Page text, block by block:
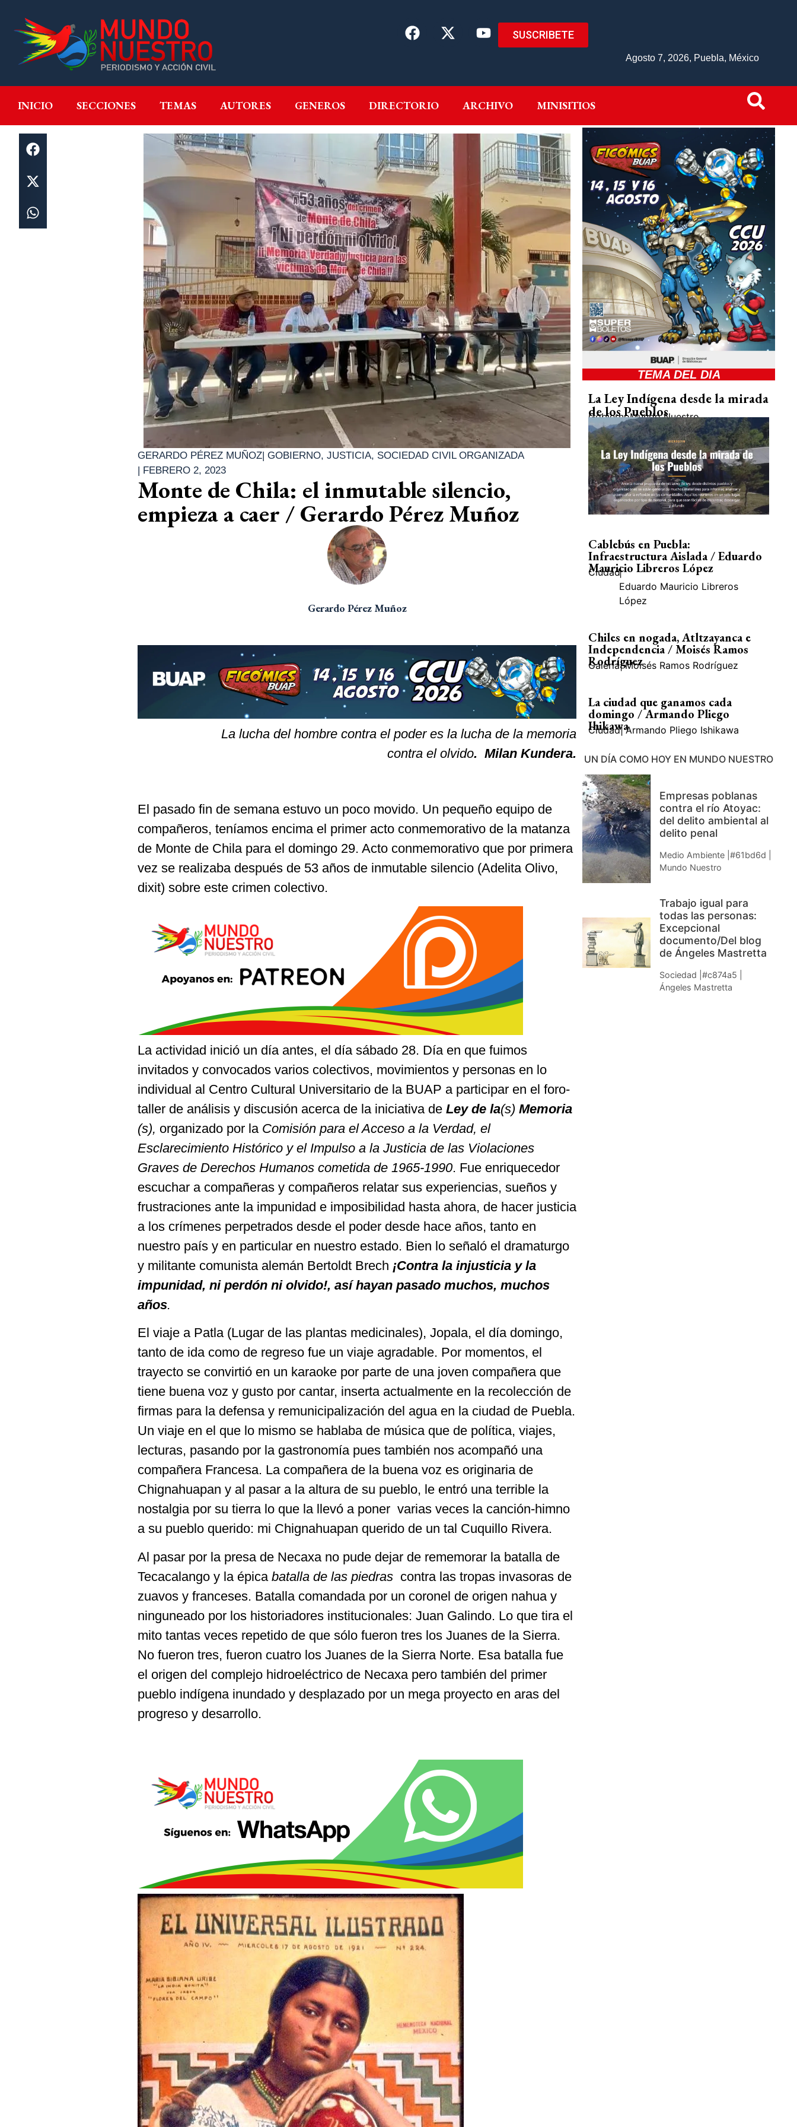
SUSCRIBETE
Agosto 7, 2026, Puebla, México
INICIO SECCIONES TEMAS AUTORES GENEROS DIRECTORIO ARCHIVO MINISITIOS
INICIO SECCIONES GENEROS DIRECTORIO ARCHIVO MINISITIOS
GERARDO PÉREZ MUÑOZ| GOBIERNO, JUSTICIA, SOCIEDAD CIVIL ORGANIZADA
| FEBRERO 2, 2023
Monte de Chila: el inmutable silencio,
empieza a caer / Gerardo Pérez Muñoz
Gerardo Pérez Muñoz
La lucha del hombre contra el poder es la lucha de la memoria
contra el olvido. Milan Kundera.
El pasado fin de semana estuvo un poco movido. Un pequeño equipo de
compañeros, teníamos encima el primer acto conmemorativo de la matanza
de Monte de Chila para el domingo 29. Acto conmemorativo que por primera
vez se realizaba después de 53 años de inmutable silencio (Adelita Olivo,
dixit) sobre este crimen colectivo.
La actividad inició un día antes, el día sábado 28. Día en que fuimos
invitados y convocados varios colectivos, movimientos y personas en lo
individual al Centro Cultural Universitario de la BUAP a participar en el foro-
taller de análisis y discusión acerca de la iniciativa de Ley de la(s) Memoria
(s), organizado por la Comisión para el Acceso a la Verdad, el
Esclarecimiento Histórico y el Impulso a la Justicia de las Violaciones
Graves de Derechos Humanos cometida de 1965-1990. Fue enriquecedor
escuchar a compañeras y compañeros relatar sus experiencias, sueños y
frustraciones ante la impunidad e imposibilidad hasta ahora, de hacer justicia
a los crímenes perpetrados desde el poder desde hace años, tanto en
nuestro país y en particular en nuestro estado. Bien lo señaló el dramaturgo
y militante comunista alemán Bertoldt Brech ¡Contra la injusticia y la
impunidad, ni perdón ni olvido!, así hayan pasado muchos, muchos
años.
El viaje a Patla (Lugar de las plantas medicinales), Jopala, el día domingo,
tanto de ida como de regreso fue un viaje agradable. Por momentos, el
trayecto se convirtió en un karaoke por parte de una joven compañera que
tiene buena voz y gusto por cantar, inserta actualmente en la recolección de
firmas para la defensa y remunicipalización del agua en la ciudad de Puebla.
Un viaje en el que lo mismo se hablaba de música que de política, viajes,
lecturas, pasando por la gastronomía pues también nos acompañó una
compañera Francesa. La compañera de la buena voz es originaria de
Chignahuapan y al pasar a la altura de su pueblo, le entró una terrible la
nostalgia por su tierra lo que la llevó a poner varias veces la canción-himno
a su pueblo querido: mi Chignahuapan querido de un tal Cuquillo Rivera.
Al pasar por la presa de Necaxa no pude dejar de rememorar la batalla de
Tecacalango y la épica batalla de las piedras contra las tropas invasoras de
zuavos y franceses. Batalla comandada por un coronel de origen nahua y
ninguneado por los historiadores institucionales: Juan Galindo. Lo que tira el
mito tantas veces repetido de que sólo fueron tres los Juanes de la Sierra.
No fueron tres, fueron cuatro los Juanes de la Sierra Norte. Esa batalla fue
el origen del complejo hidroeléctrico de Necaxa pero también del primer
pueblo indígena inundado y desplazado por un mega proyecto en aras del
progreso y desarrollo.
TEMA DEL DIA
La Ley Indígena desde la mirada
de los Pueblos
GobiernoMundo Nuestro
Cablebús en Puebla:
Infraestructura Aislada / Eduardo
Mauricio Libreros López
Ciudad|
Eduardo Mauricio Libreros
López
Chiles en nogada, Atltzayanca e
Independencia / Moisés Ramos
Rodríguez
Galería| Moisés Ramos Rodríguez
La ciudad que ganamos cada
domingo / Armando Pliego
Ihikawa
Ciudad| Armando Pliego Ishikawa
UN DÍA COMO HOY EN MUNDO NUESTRO
Empresas poblanas
contra el río Atoyac:
del delito ambiental al
delito penal
Medio Ambiente |#61bd6d |
Mundo Nuestro
Trabajo igual para
todas las personas:
Excepcional
documento/Del blog
de Ángeles Mastretta
Sociedad |#c874a5 |
Ángeles Mastretta